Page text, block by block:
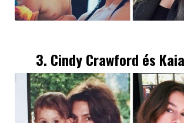
3. Cindy Crawford és